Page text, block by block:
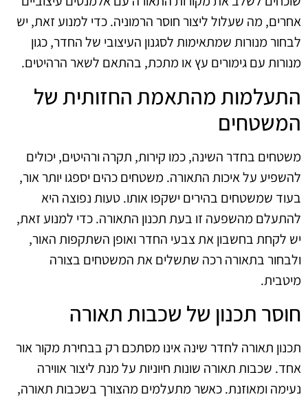
אחרים, מה שעלול ליצור חוסר הרמוניה. כדי למנוע זאת, יש
לבחור מנורות שמתאימות לסגנון העיצובי של החדר, כגון
מנורות עם גימורים עץ או מתכת, בהתאם לשאר הרהיטים.
התעלמות מהתאמת החזותית של
המשטחים
משטחים בחדר השינה, כמו קירות, תקרה ורהיטים, יכולים
להשפיע על איכות התאורה. משטחים כהים יספגו יותר אור,
בעוד שמשטחים בהירים ישקפו אותו. טעות נפוצה היא
להתעלם מהשפעה זו בעת תכנון התאורה. כדי למנוע זאת,
יש לקחת בחשבון את צבעי החדר ואופן השתקפות האור,
ולבחור בתאורה רכה שתשלים את המשטחים בצורה
מיטבית.
חוסר תכנון של שכבות תאורה
תכנון תאורה לחדר שינה אינו מסתכם רק בבחירת מקור אור
אחד. שכבות תאורה שונות חיוניות על מנת ליצור אווירה
נעימה ומאוזנת. כאשר מתעלמים מהצורך בשכבות תאורה,